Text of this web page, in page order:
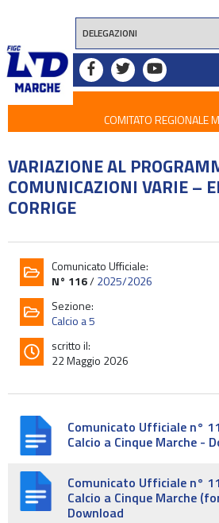
COMITATO REGIONALE
VARIAZIONE AL
COMUNICAZIONI VARIE –
CORRIGE
Comunicato Ufficiale:
N° 116/2025/2026
Sezione:
Calcio a 5
scritto il:
22 Maggio 2026
Comunicato Ufficiale n°
Calcio a Cinque Marche -
Comunicato Ufficiale n°
Calcio a Cinque Marche
Download